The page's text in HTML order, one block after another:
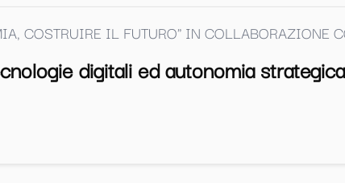
COSTRUIRE IL FUTURO" IN COLLABORAZIONE
digitali ed autonomia strategica